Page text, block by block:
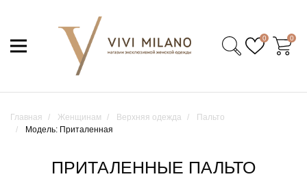
0 0
Главная Женщинам Верхняя одежда
Пальто
Модель: Приталенная
ПРИТАЛЕННЫЕ ПАЛЬТО